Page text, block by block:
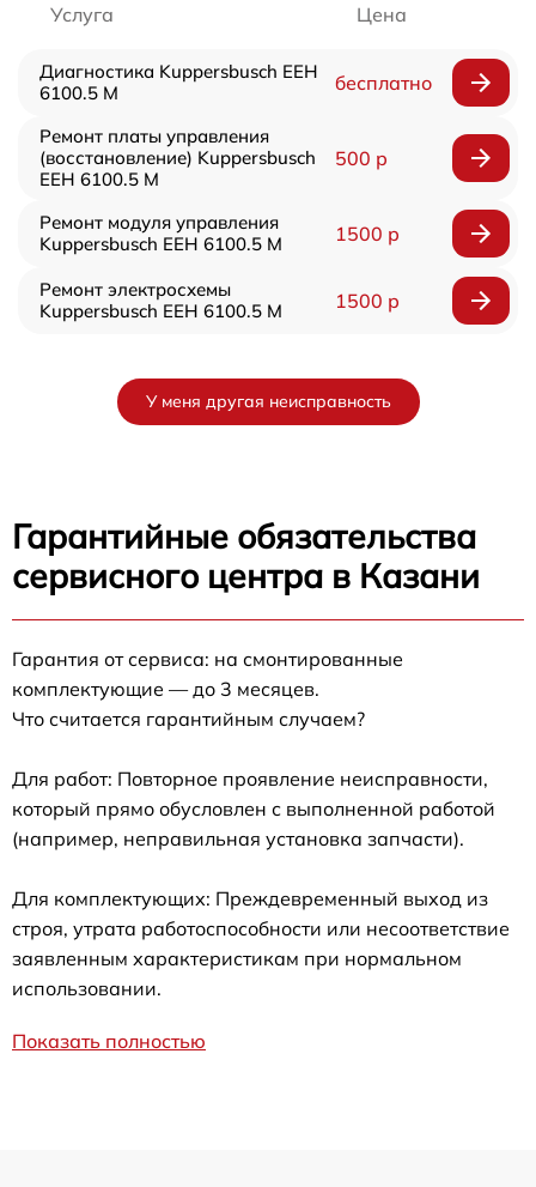
Услуга Цена
Диагностика Kuppersbusch EEH
6100.5 M
бесплатно
Ремонт платы управления
(восстановление) Kuppersbusch
EEH 6100.5 M
500 р
Ремонт модуля управления
Kuppersbusch EEH 6100.5 M
1500 р
Ремонт электросхемы
Kuppersbusch EEH 6100.5 M
1500 р
У меня другая неисправность
Гарантийные обязательства
сервисного центра в Казани
Гарантия от сервиса: на смонтированные
комплектующие — до 3 месяцев.
Что считается гарантийным случаем?
Для работ: Повторное проявление неисправности,
который прямо обусловлен с выполненной работой
(например, неправильная установка запчасти).
Для комплектующих: Преждевременный выход из
строя, утрата работоспособности или несоответствие
заявленным характеристикам при нормальном
использовании.
Показать полностью